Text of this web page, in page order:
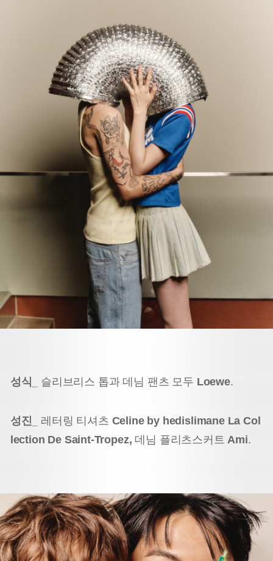
성식_ 슬리브리스 톱과 데님 팬츠 모두 Loewe.
성진_ 레터링 티셔츠 Celine by hedislimane La Col
lection De Saint-Tropez, 데님 플리츠스커트Ami.